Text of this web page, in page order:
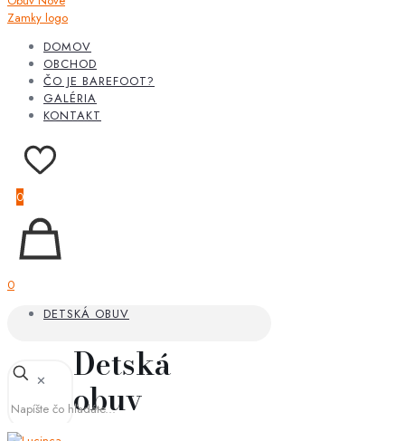
DOMOV
OBCHOD
ČO JE BAREFOOT?
GALÉRIA
KONTAKT
0
0
DETSKÁ OBUV
Detská
obuv
✕